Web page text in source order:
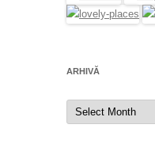
ARHIVĂ
Arhivă